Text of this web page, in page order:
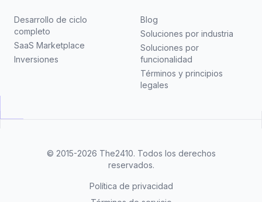
Desarrollo de ciclo
completo
SaaS Marketplace
Inversiones
Blog
Soluciones por industria
Soluciones por
funcionalidad
Términos y principios
legales
© 2015-2026 The2410. Todos los derechos
reservados.
Política de privacidad